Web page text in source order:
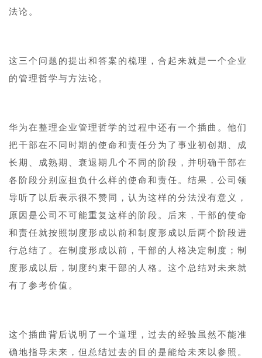
法论。
这三个问题的提出和答案的梳理，合起来就是一个企业
的管理哲学与方法论。
华为在整理企业管理哲学的过程中还有一个插曲。他们
把干部在不同时期的使命和责任分为了事业初创期、成
长期、成熟期、衰退期几个不同的阶段，并明确干部在
各阶段分别应担负什么样的使命和责任。结果，公司领
导听了以后表示很不赞同，认为这样的分法没有意义，
原因是公司不可能重复这样的阶段。后来，干部的使命
和责任就按照制度形成以前和制度形成以后两个阶段进
行总结了。在制度形成以前，干部的人格决定制度；制
度形成以后，制度约束干部的人格。这个总结对未来就
有了参考价值。
这个插曲背后说明了一个道理，过去的经验虽然不能准
确地指导未来，但总结过去的目的是能给未来以参照。